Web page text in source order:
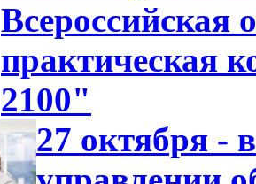
Всероссийская
практическая
2100"
27 октября -